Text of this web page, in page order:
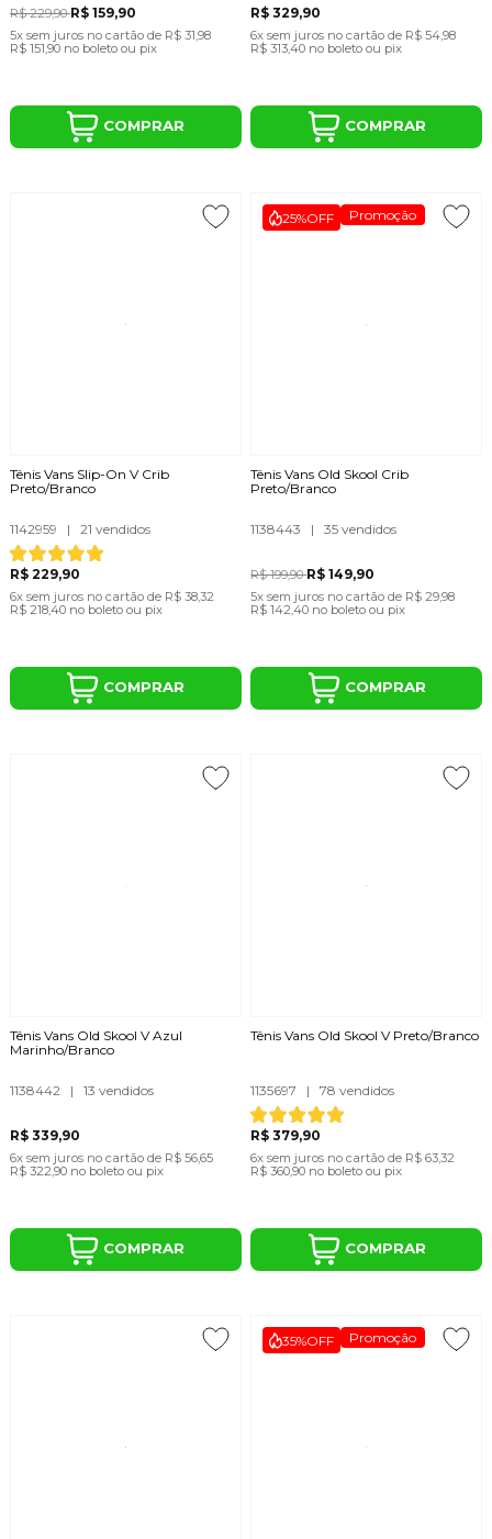
R$ 229,90R$ 159,90
5x sem juros no cartãode R$ 31,98
R$ 151,90 no boleto ou pix
COMPRAR
R$ 329,90
6x sem juros no cartão de R$ 54,98
R$ 313,40 no boleto ou pix
COMPRAR
Tênis Vans Slip-On V Crib
Preto/Branco
1142959 | 21 vendidos
R$ 229,90
6x sem juros no cartãode R$ 38,32
R$ 218,40 no boleto ou pix
COMPRAR
25%OFF Promoção
Tênis Vans Old Skool Crib
Preto/Branco
1138443 | 35 vendidos
R$ 199,90R$ 149,90
5x sem juros no cartão de R$ 29,98
R$ 142,40 no boleto ou pix
COMPRAR
Tênis Vans Old Skool V Azul
Marinho/Branco
1138442 | 13 vendidos
R$ 339,90
6x sem juros no cartãode R$ 56,65
R$ 322,90 no boleto ou pix
COMPRAR
Tênis Vans Old Skool V Preto/Branco
1135697 | 78 vendidos
R$ 379,90
6x sem juros no cartão de R$ 63,32
R$ 360,90 no boleto ou pix
COMPRAR
35%OFF Promoção